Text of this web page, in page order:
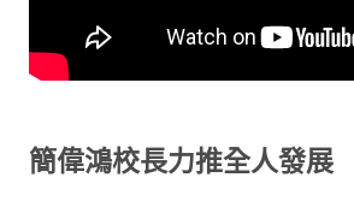
簡偉鴻校長力推全人發展